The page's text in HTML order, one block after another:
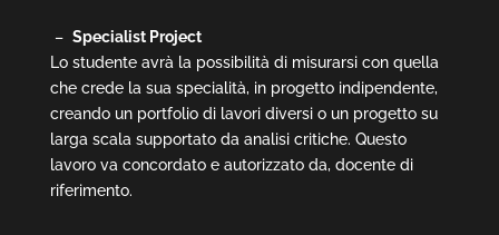
– Specialist Project
Lo studente avrà la possibilità di misurarsi con quella
che crede la sua specialità, in progetto indipendente,
creando un portfolio di lavori diversi o un progetto su
larga scala supportato da analisi critiche. Questo
lavoro va concordato e autorizzato da, docente di
riferimento.